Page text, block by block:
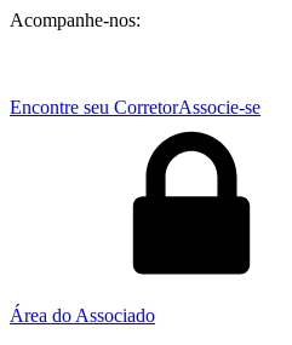
Acompanhe-nos:
Encontre seu CorretorAssocie-se
Área do Associado